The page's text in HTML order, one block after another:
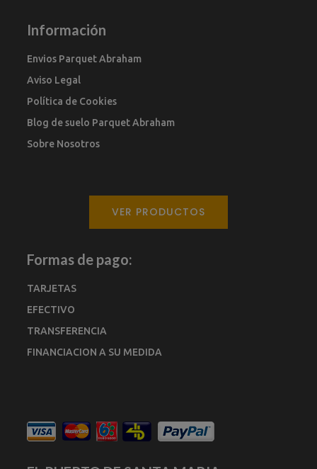
Información
Envios Parquet Abraham
Aviso Legal
Política de Cookies
Blog de suelo Parquet Abraham
Sobre Nosotros
VER PRODUCTOS
Formas de pago:
TARJETAS
EFECTIVO
TRANSFERENCIA
FINANCIACION A SU MEDIDA